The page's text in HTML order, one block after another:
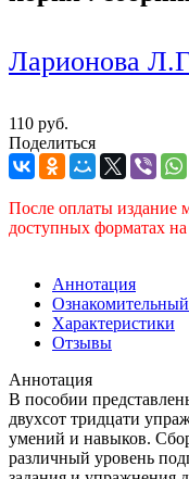
Ларионова
110 руб.
Поделиться
После оплаты издание
доступных форматах
Аннотация
Характеристики
Отзывы
Аннотация
В пособии
двухсот тридцати
умений и навыков.
различный уровень